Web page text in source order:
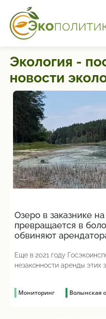
Экология -
новости
Озеро в заказнике
превращается в
обвиняют
Еще в 2021 году
незаконности аренды этих
Мониторинг Волынская